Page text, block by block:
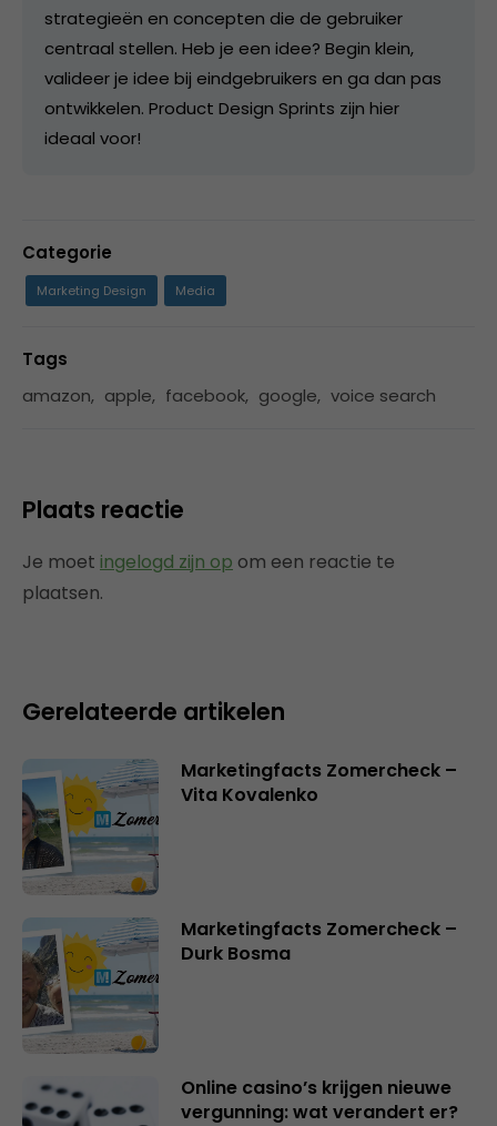
strategieën en concepten die de gebruiker
centraal stellen. Heb je een idee? Begin klein,
valideer je idee bij eindgebruikers en ga dan pas
ontwikkelen. Product Design Sprints zijn hier
ideaal voor!
Categorie
Marketing Design Media
Tags
amazon, apple, facebook, google, voice search
Plaats reactie
Je moet ingelogd zijn op om een reactie te
plaatsen.
Gerelateerde artikelen
Marketingfacts Zomercheck –
Vita Kovalenko
Marketingfacts Zomercheck –
Durk Bosma
Online casino’s krijgen nieuwe
vergunning: wat verandert er?